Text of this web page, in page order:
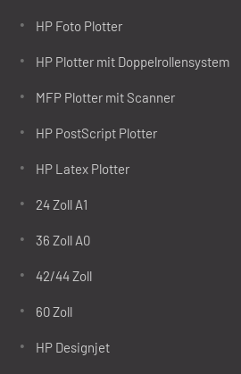
HP Foto Plotter
HP Plotter mit Doppelrollensystem
MFP Plotter mit Scanner
HP PostScript Plotter
HP Latex Plotter
24 Zoll A1
36 Zoll A0
42/44 Zoll
60 Zoll
HP Designjet